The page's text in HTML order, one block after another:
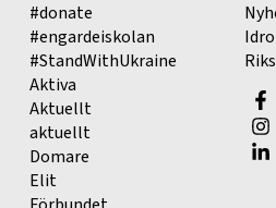
#donate
#engardeiskolan
#StandWithUkraine
Aktiva
Aktuellt
aktuellt
Domare
Elit